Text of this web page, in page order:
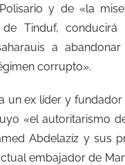
y de «la
de Tinduf, conducirá
a
corrupto».
un ex líder y fundador
«el autoritarismo
Abdelaziz y sus
embajador de